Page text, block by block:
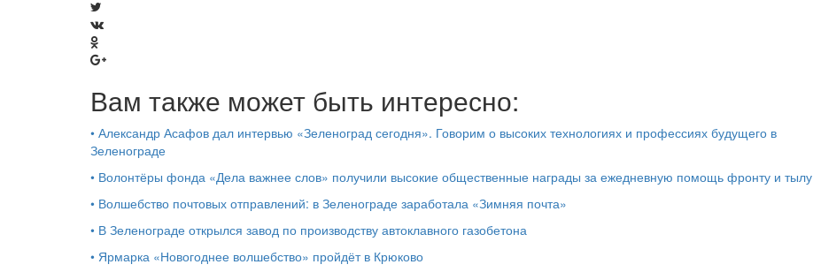
Вам также может быть интересно:
• Александр Асафов дал интервью «Зеленоград сегодня». Говорим о высоких технологиях и профессиях будущего в
Зеленограде
• Волонтёры фонда «Дела важнее слов» получили высокие общественные награды за ежедневную помощь фронту и тылу
• Волшебство почтовых отправлений: в Зеленограде заработала «Зимняя почта»
• В Зеленограде открылся завод по производству автоклавного газобетона
• Ярмарка «Новогоднее волшебство» пройдёт в Крюково